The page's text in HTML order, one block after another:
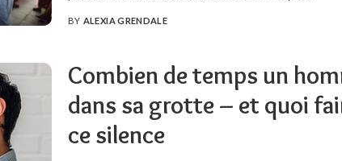
POSTED
BY ALEXIA GRENDALE
Combien de temps un
dans sa grotte – et quoi
ce silence